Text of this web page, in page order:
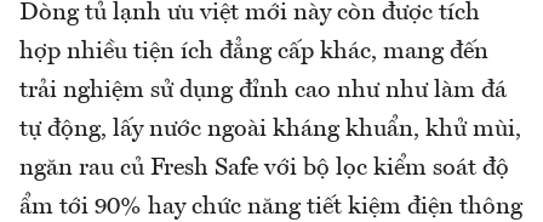
Dòng tủ lạnh ưu việt mới này còn được tích
hợp nhiều tiện ích đẳng cấp khác, mang đến
trải nghiệm sử dụng đỉnh cao như như làm đá
tự động, lấy nước ngoài kháng khuẩn, khử mùi,
ngăn rau củ Fresh Safe với bộ lọc kiểm soát độ
ẩm tới 90% hay chức năng tiết kiệm điện thông